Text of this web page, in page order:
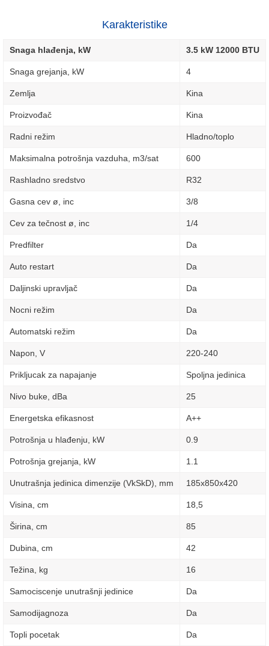
Karakteristike
Snaga hlađenja, kW 3.5 kW 12000 BTU
Snaga grejanja, kW 4
Zemlja Kina
Proizvođač Kina
Radni režim Hladno/toplo
Maksimalna potrošnja vazduha, m3/sat 600
Rashladno sredstvo R32
Gasna cev ø, inc 3/8
Cev za tečnost ø, inc 1/4
Predfilter Da
Auto restart Da
Daljinski upravljač Da
Nocni režim Da
Automatski režim Da
Napon, V 220-240
Prikljucak za napajanje Spoljna jedinica
Nivo buke, dBa 25
Energetska efikasnost A++
Potrošnja u hlađenju, kW 0.9
Potrošnja grejanja, kW 1.1
Unutrašnja jedinica dimenzije (VkSkD), mm 185х850x420
Visina, сm 18,5
Širina, сm 85
Dubina, сm 42
Težina, kg 16
Samociscenje unutrašnji jedinice Da
Samodijagnoza Da
Topli pocetak Da